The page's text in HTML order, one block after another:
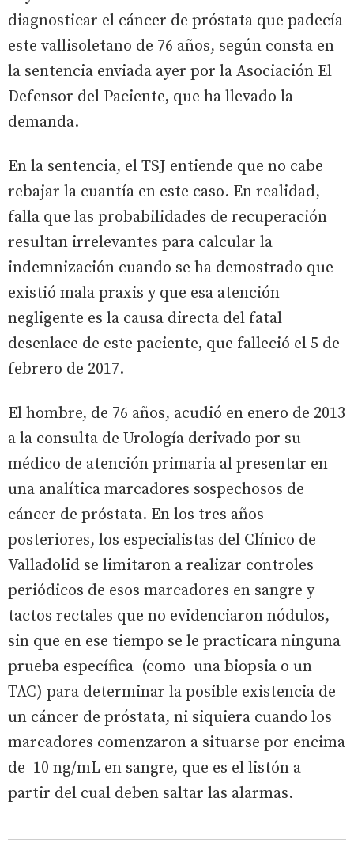
diagnosticar el cáncer de próstata que padecía
este vallisoletano de 76 años, según consta en
la sentencia enviada ayer por la Asociación El
Defensor del Paciente, que ha llevado la
demanda.
En la sentencia, el TSJ entiende que no cabe
rebajar la cuantía en este caso. En realidad,
falla que las probabilidades de recuperación
resultan irrelevantes para calcular la
indemnización cuando se ha demostrado que
existió mala praxis y que esa atención
negligente es la causa directa del fatal
desenlace de este paciente, que falleció el 5 de
febrero de 2017.
El hombre, de 76 años, acudió en enero de 2013
a la consulta de Urología derivado por su
médico de atención primaria al presentar en
una analítica marcadores sospechosos de
cáncer de próstata. En los tres años
posteriores, los especialistas del Clínico de
Valladolid se limitaron a realizar controles
periódicos de esos marcadores en sangre y
tactos rectales que no evidenciaron nódulos,
sin que en ese tiempo se le practicara ninguna
prueba específica (como una biopsia o un
TAC) para determinar la posible existencia de
un cáncer de próstata, ni siquiera cuando los
marcadores comenzaron a situarse por encima
de 10 ng/mL en sangre, que es el listón a
partir del cual deben saltar las alarmas.